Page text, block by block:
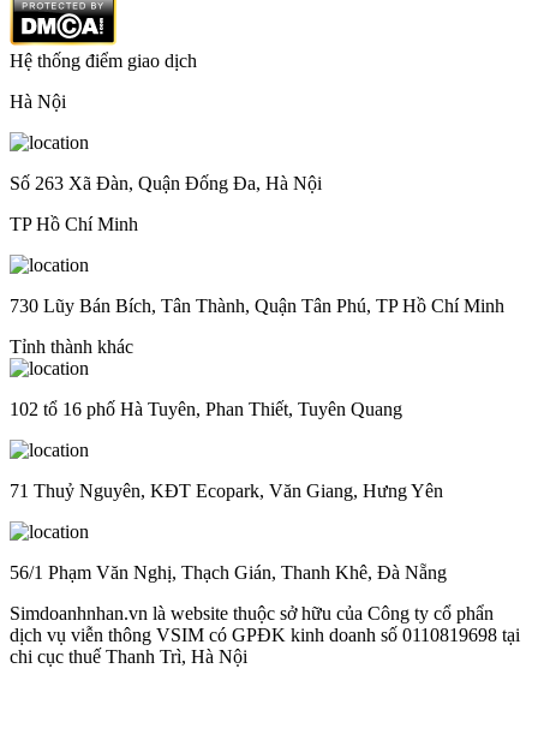
Hệ thống điểm giao dịch
Hà Nội
Số 263 Xã Đàn, Quận Đống Đa, Hà Nội
TP Hồ Chí Minh
730 Lũy Bán Bích, Tân Thành, Quận Tân Phú, TP Hồ Chí Minh
Tỉnh thành khác
102 tổ 16 phố Hà Tuyên, Phan Thiết, Tuyên Quang
71 Thuỷ Nguyên, KĐT Ecopark, Văn Giang, Hưng Yên
56/1 Phạm Văn Nghị, Thạch Gián, Thanh Khê, Đà Nẵng
Simdoanhnhan.vn là website thuộc sở hữu của Công ty cổ phẩn
dịch vụ viễn thông VSIM có GPĐK kinh doanh số 0110819698 tại
chi cục thuế Thanh Trì, Hà Nội